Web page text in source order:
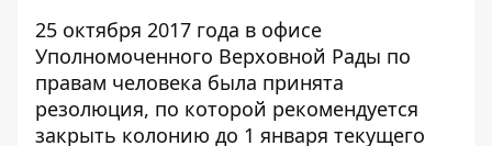
25 октября 2017 года в офисе
Уполномоченного Верховной Рады по
правам человека была принята
резолюция, по которой рекомендуется
закрыть колонию до 1 января текущего